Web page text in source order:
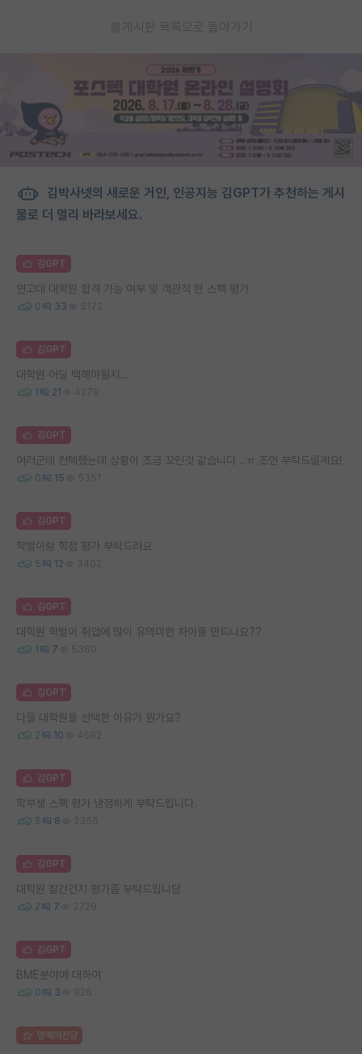
게시판 목록으로 돌아가기
김박사넷의 새로운 거인, 인공지능 김GPT가 추천하는 게시
물로 더 멀리 바라보세요.
김GPT
연고대 대학원 합격 가능 여부 및 객관적 현 스펙 평가
0 33 5172
김GPT
대학원 어딜 택해야될지...
1 21 4279
김GPT
여러군데 컨택했는데 상황이 조금 꼬인것 같습니다 ..ㅠ 조언 부탁드릴게요!
0 15 5351
김GPT
학벌이랑 학점 평가 부탁드려요
5 12 3402
김GPT
대학원 학벌이 취업에 많이 유의미한 차이를 만드나요??
1 7 5360
김GPT
다들 대학원을 선택한 이유가 뭔가요?
2 10 4692
김GPT
학부생 스펙 평가 냉정하게 부탁드립니다.
5 8 2355
김GPT
대학원 잘간건지 평가좀 부탁드립니당
2 7 2729
김GPT
BME분야에 대하여
0 3 926
명예의전당